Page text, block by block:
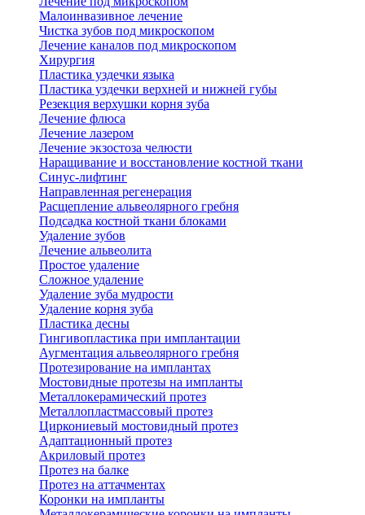
Малоинвазивное лечение
Чистка зубов под микроскопом
Лечение каналов под микроскопом
Хирургия
Пластика уздечки языка
Пластика уздечки верхней и нижней губы
Резекция верхушки корня зуба
Лечение флюса
Лечение лазером
Лечение экзостоза челюсти
Наращивание и восстановление костной ткани
Синус-лифтинг
Направленная регенерация
Расщепление альвеолярного гребня
Подсадка костной ткани блоками
Удаление зубов
Лечение альвеолита
Простое удаление
Сложное удаление
Удаление зуба мудрости
Удаление корня зуба
Пластика десны
Гингивопластика при имплантации
Аугментация альвеолярного гребня
Протезирование на имплантах
Мостовидные протезы на импланты
Металлокерамический протез
Металлопластмассовый протез
Циркониевый мостовидный протез
Адаптационный протез
Акриловый протез
Протез на балке
Протез на аттачментах
Коронки на импланты